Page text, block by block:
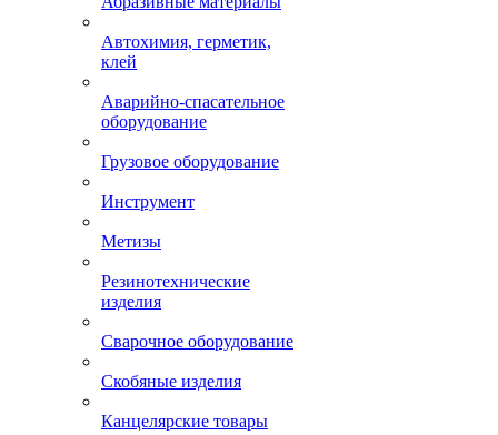
Автохимия, герметик,
клей
Аварийно-спасательное
оборудование
Грузовое оборудование
Инструмент
Метизы
Резинотехнические
изделия
Сварочное оборудование
Скобяные изделия
Канцелярские товары